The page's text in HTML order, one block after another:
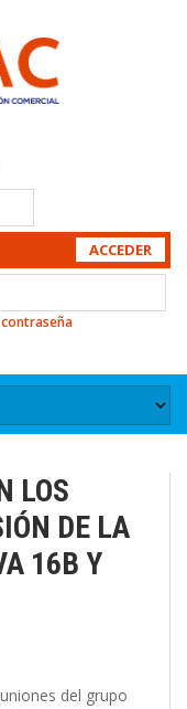
LOS
DE LA
16B Y
del grupo